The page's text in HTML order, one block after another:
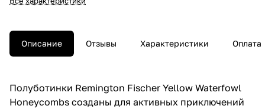
Описание Отзывы Характеристики Оплата
Полуботинки Remington Fischer Yellow Waterfowl
Honeycombs созданы для активных приключений